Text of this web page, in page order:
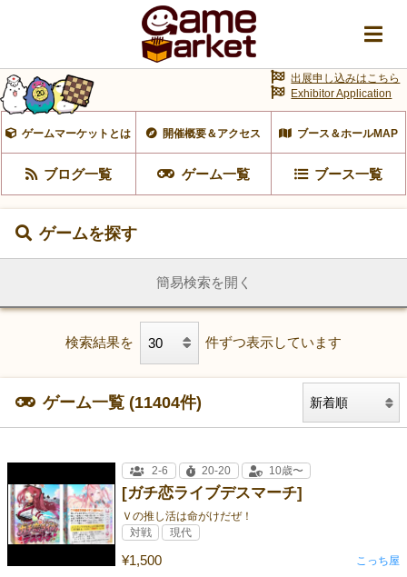
ゲームマーケットとは 開催概要＆アクセス ブース＆ホールMAP
ブログ一覧 ゲーム一覧 ブース一覧
出展申し込みはこちら
Exhibitor Application
ゲームを探す
簡易検索を開く
検索結果を 件ずつ表示しています
ゲーム一覧 (11404件)
[ガチ恋ライブデスマーチ]
Ｖの推し活は命がけだぜ！
¥1,500
2-6 20-20 10歳〜
対戦 現代
こっち屋